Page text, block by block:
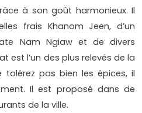
à son goût harmonieux. Il
frais Khanom Jeen, d’un
Nam Ngiaw et de divers
est l’un des plus relevés de la
tolérez pas bien les épices, il
Il est proposé dans de
de la ville.